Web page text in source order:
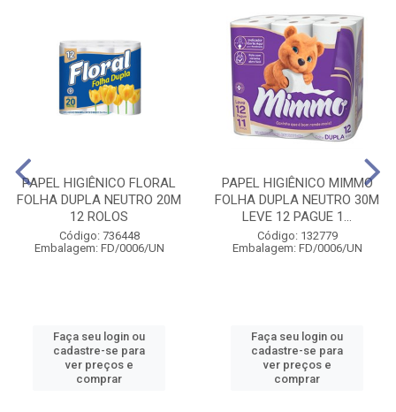
PAPEL HIGIÊNICO FLORAL
FOLHA DUPLA NEUTRO 20M
12 ROLOS
Código: 736448
Embalagem: FD/0006/UN
Faça seu login ou
cadastre-se para
ver preços e
comprar
PAPEL HIGIÊNICO MIMMO
FOLHA DUPLA NEUTRO 30M
LEVE 12 PAGUE 1...
Código: 132779
Embalagem: FD/0006/UN
Faça seu login ou
cadastre-se para
ver preços e
comprar